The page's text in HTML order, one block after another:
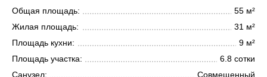
Общая площадь:
55 м²
Жилая площадь:
31 м²
Площадь кухни:
9 м²
Площадь участка:
6.8 сотки
Санузел:
Совмещенный